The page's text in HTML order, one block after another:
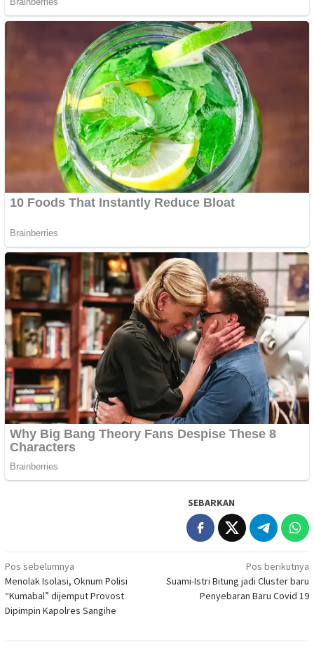
SEBARKAN
Navigasi
pos
Pos sebelumnya
Menolak Isolasi, Oknum Polisi
“Kumabal” dijemput Provost
Dipimpin Kapolres Sangihe
Pos berikutnya
Suami-Istri Bitung jadi Cluster baru
Penyebaran Baru Covid 19